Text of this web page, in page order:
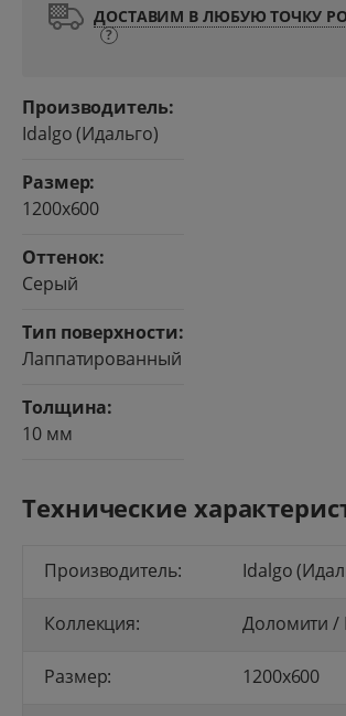
ДОСТАВИМ В ЛЮБУЮ ТОЧКУ
?
Производитель:
Idalgo (Идальго)
Размер:
1200x600
Оттенок:
Серый
Тип поверхности:
Лаппатированный
Толщина:
10 мм
Технические
Производитель: Idalgo
Коллекция: Доломити /
Размер: 1200x600